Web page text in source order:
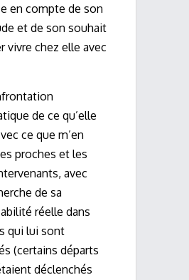
en compte de son
et de son souhait
vivre chez elle avec
de ce qu’elle
ce que m’en
proches et les
avec
de sa
réelle dans
qui lui sont
(certains départs
déclenchés